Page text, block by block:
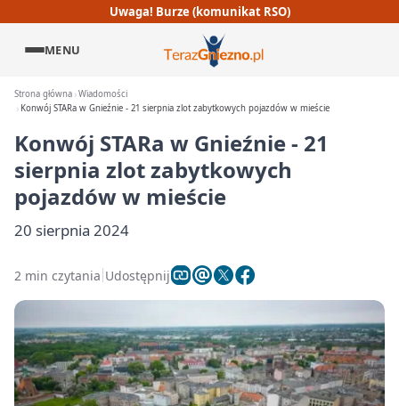
Uwaga! Burze (komunikat RSO)
MENU
Strona główna Wiadomości
Konwój STARa w Gnieźnie - 21 sierpnia zlot zabytkowych pojazdów w mieście
Konwój STARa w Gnieźnie - 21
sierpnia zlot zabytkowych
pojazdów w mieście
20 sierpnia 2024
2 min czytania Udostępnij